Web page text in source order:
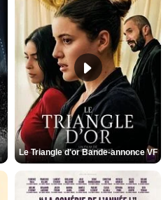
Le Triangle d'or Bande-annonce VF